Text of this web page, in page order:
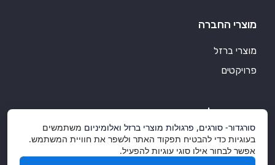
מוצרי החברה
מוצרי ברזל
פרויקטים
סורגדור אלומיניום
מוצרי אלומיניום איכותיים
אלומיניום ועיצוב הבית
סורגדור- סורגים, פרגולות מוצרי ברזל ואלומיניום משתמשים
בעוגיות כדי להבטיח תפקוד האתר ולשפר את חוויית המשתמש.
אפשר לבחור אילו סוגי עוגיות להפעיל.